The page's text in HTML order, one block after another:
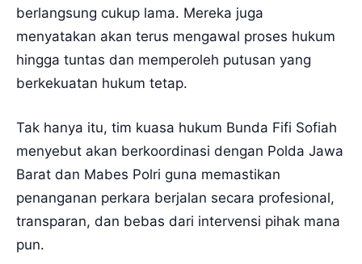
berlangsung cukup lama. Mereka juga
menyatakan akan terus mengawal proses hukum
hingga tuntas dan memperoleh putusan yang
berkekuatan hukum tetap.
Tak hanya itu, tim kuasa hukum Bunda Fifi Sofiah
menyebut akan berkoordinasi dengan Polda Jawa
Barat dan Mabes Polri guna memastikan
penanganan perkara berjalan secara profesional,
transparan, dan bebas dari intervensi pihak mana
pun.